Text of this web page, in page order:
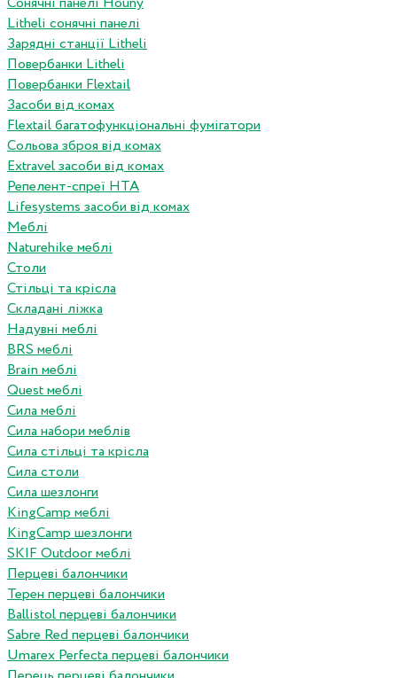
Litheli сонячні панелі
Зарядні станції Litheli
Повербанки Litheli
Повербанки Flextail
Засоби від комах
Flextail багатофункціональні фумігатори
Сольова зброя від комах
Extravel засоби від комах
Репелент-спреї HTA
Lifesystems засоби від комах
Меблі
Naturehike меблі
Столи
Стільці та крісла
Складані ліжка
Надувні меблі
BRS меблі
Brain меблі
Quest меблі
Сила меблі
Сила набори меблів
Сила стільці та крісла
Сила столи
Сила шезлонги
KingCamp меблі
KingCamp шезлонги
SKIF Outdoor меблі
Перцеві балончики
Терен перцеві балончики
Ballistol перцеві балончики
Sabre Red перцеві балончики
Umarex Perfecta перцеві балончики